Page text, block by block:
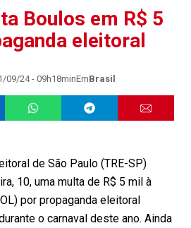
Boulos em R$ 5
eleitoral
09/24 - 09h18minEmBrasil
de São Paulo (TRE-SP)
10, uma multa de R$ 5 mil à
por propaganda eleitoral
o carnaval deste ano. Ainda